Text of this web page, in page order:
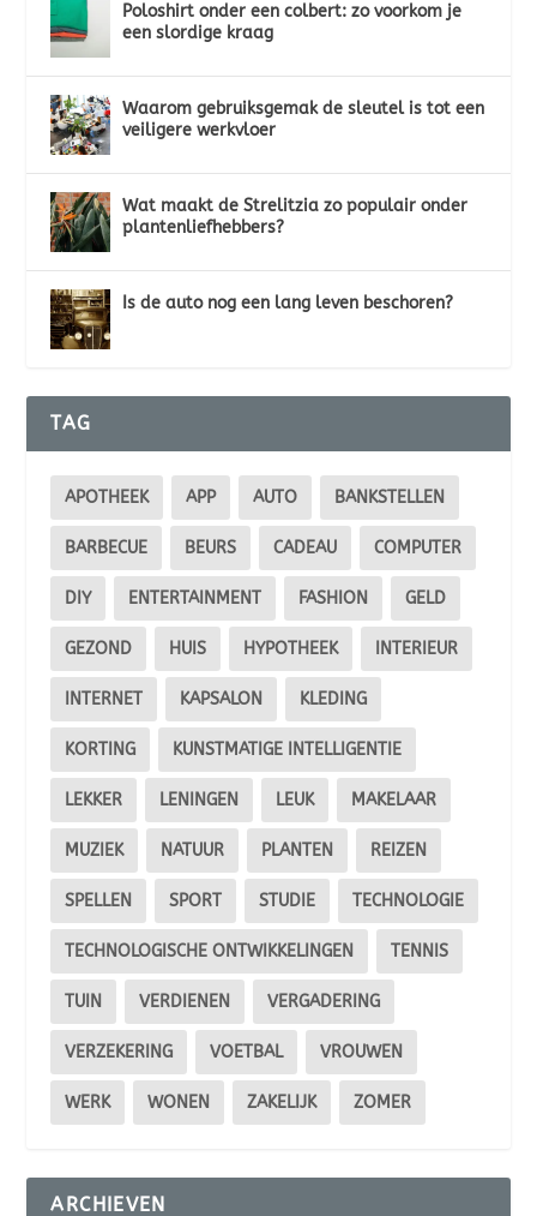
Poloshirt onder een colbert: zo voorkom je
een slordige kraag
Waarom gebruiksgemak de sleutel is tot een
veiligere werkvloer
Wat maakt de Strelitzia zo populair onder
plantenliefhebbers?
Is de auto nog een lang leven beschoren?
TAG
APOTHEEK APP AUTO BANKSTELLEN
BARBECUE BEURS CADEAU COMPUTER
DIY ENTERTAINMENT FASHION GELD
GEZOND HUIS HYPOTHEEK INTERIEUR
INTERNET KAPSALON KLEDING
KORTING KUNSTMATIGE INTELLIGENTIE
LEKKER LENINGEN LEUK MAKELAAR
MUZIEK NATUUR PLANTEN REIZEN
SPELLEN SPORT STUDIE TECHNOLOGIE
TECHNOLOGISCHE ONTWIKKELINGEN TENNIS
TUIN VERDIENEN VERGADERING
VERZEKERING VOETBAL VROUWEN
WERK WONEN ZAKELIJK ZOMER
ARCHIEVEN